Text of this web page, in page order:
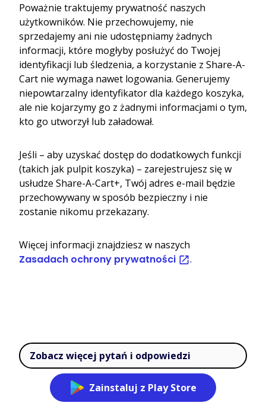
Poważnie traktujemy prywatność naszych
użytkowników. Nie przechowujemy, nie
sprzedajemy ani nie udostępniamy żadnych
informacji, które mogłyby posłużyć do Twojej
identyfikacji lub śledzenia, a korzystanie z Share-A-
Cart nie wymaga nawet logowania. Generujemy
niepowtarzalny identyfikator dla każdego koszyka,
ale nie kojarzymy go z żadnymi informacjami o tym,
kto go utworzył lub załadował.
Jeśli – aby uzyskać dostęp do dodatkowych funkcji
(takich jak pulpit koszyka) – zarejestrujesz się w
usłudze Share-A-Cart+, Twój adres e-mail będzie
przechowywany w sposób bezpieczny i nie
zostanie nikomu przekazany.
Więcej informacji znajdziesz w naszych
Zasadach ochrony prywatności .
Zobacz więcej pytań i odpowiedzi
Zainstaluj z Play Store